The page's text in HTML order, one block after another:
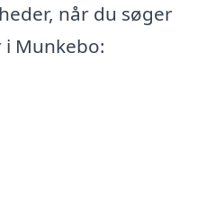
når du søger
Munkebo: